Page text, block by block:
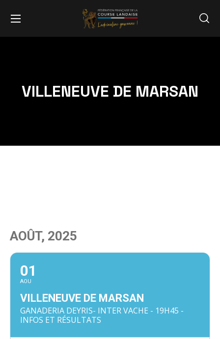
VILLENEUVE DE MARSAN
AOÛT, 2025
01
AOU
VILLENEUVE DE MARSAN
GANADERIA DEYRIS- INTER VACHE - 19H45 -
INFOS ET RÉSULTATS